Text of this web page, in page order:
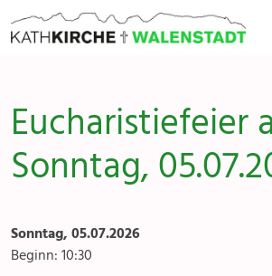
Direkt zur Hauptnavigation springen
Direkt zum Inhalt springen
Eucharistiefeier
Sonntag,
Sonntag, 05.07.2026
Beginn: 10:30
Menu
Flums
Berschis-Tscherlach
Mols-Murg-Quarten
Walenstadt
Gottesdienste
Angebote & Sakramente